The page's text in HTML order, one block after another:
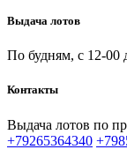
Выдача лотов
По будням, с 12-00
Контакты
Выдача лотов по
+79265364340